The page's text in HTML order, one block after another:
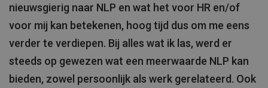
nieuwsgierig naar NLP en wat het voor HR en/of
voor mij kan betekenen, hoog tijd dus om me eens
verder te verdiepen. Bij alles wat ik las, werd er
steeds op gewezen wat een meerwaarde NLP kan
bieden, zowel persoonlijk als werk gerelateerd. Ook